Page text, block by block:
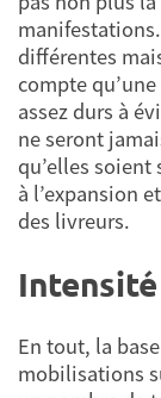
différentes
compte
assez durs à
ne seront
qu’elles
à l’expansion
des livreurs.
En tout, la
mobilisations